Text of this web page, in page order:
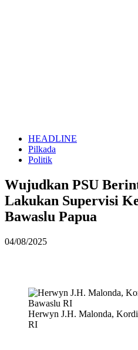
HEADLINE
Pilkada
Politik
Wujudkan PSU
Lakukan Supervisi
Bawaslu Papua
04/08/2025
Herwyn J.H. Malonda,
RI